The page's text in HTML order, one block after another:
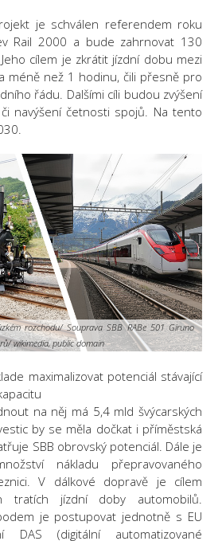
je schválen referendem roku
Rail 2000 a bude zahrnovat 130
cílem je zkrátit jízdní dobu mezi
méně než 1 hodinu, čili přesně pro
řádu. Dalšími cíli budou zvýšení
navýšení četnosti spojů. Na tento
rozchodu/ Souprava SBB RABe 501 Giruno
wikimedia, public domain
maximalizovat potenciál stávající
na něj má 5,4 mld švýcarských
by se měla dočkat i příměstská
SBB obrovský potenciál. Dále je
nákladu přepravovaného
V dálkové dopravě je cílem
tratích jízdní doby automobilů.
je postupovat jednotně s EU
DAS (digitální automatizované